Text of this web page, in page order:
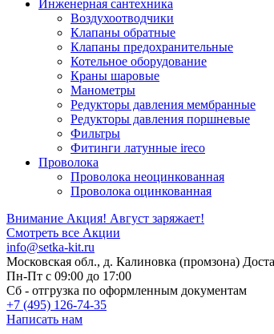
Инженерная сантехника
Воздухоотводчики
Клапаны обратные
Клапаны предохранительные
Котельное оборудование
Краны шаровые
Манометры
Редукторы давления мембранные
Редукторы давления поршневые
Фильтры
Фитинги латунные ireco
Проволока
Проволока неоцинкованная
Проволока оцинкованная
Внимание Акция! Август заряжает!
Смотреть все Акции
info@setka-kit.ru
Московская обл., д. Калиновка (промзона)
Пн-Пт с 09:00 до 17:00
Сб - отгрузка по оформленным документам
+7 (495) 126-74-35
Написать нам